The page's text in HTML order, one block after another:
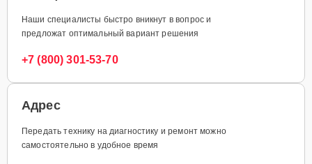
Наши специалисты быстро вникнут в вопрос и
предложат оптимальный вариант решения
+7 (800) 301-53-70
Адрес
Передать технику на диагностику и ремонт можно
самостоятельно в удобное время